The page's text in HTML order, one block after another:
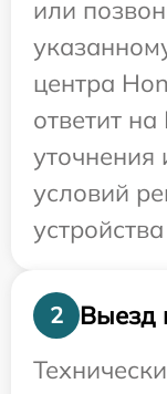
или
центра
ответит
условий
2
Выезд